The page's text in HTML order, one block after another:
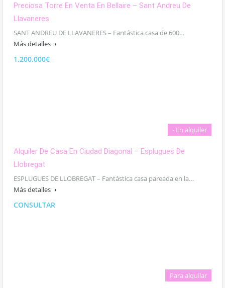
Preciosa Torre En Venta En Bellaire – Sant Andreu De
Llavaneres
SANT ANDREU DE LLAVANERES – Fantástica casa de 600…
Más detalles
1.200.000€
- En alquiler
Alquiler De Casa En Ciudad Diagonal – Esplugues De
Llobregat
ESPLUGUES DE LLOBREGAT – Fantástica casa pareada en la…
Más detalles
CONSULTAR
Para alquilar